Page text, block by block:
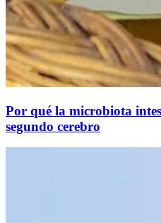
Por qué la microbiota
segundo cerebro